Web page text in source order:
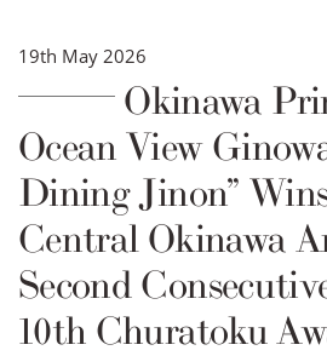
19th May 2026
Okinawa
Ocean View
Dining Jinon”
Central Okinawa
Second
10th Churatoku